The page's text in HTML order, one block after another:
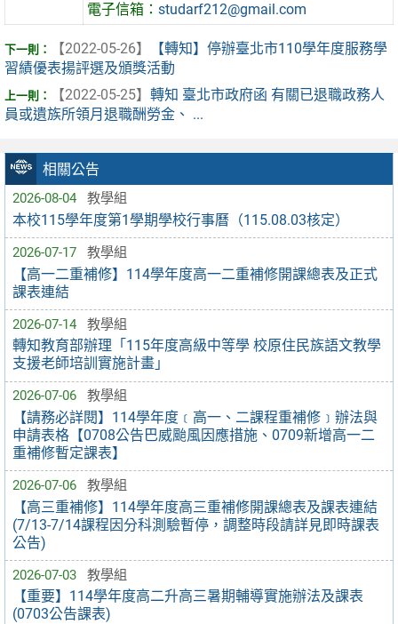
相關公告
2026-08-04 教學組
本校115學年度第1學期學校行事曆（115.08.03核定）
2026-07-17 教學組
【高一二重補修】114學年度高一二重補修開課總表及正式
課表連結
2026-07-14 教學組
轉知教育部辦理「115年度高級中等學 校原住民族語文教學
支援老師培訓實施計畫」
2026-07-06 教學組
【請務必詳閱】114學年度﹝高一、二課程重補修﹞辦法與
申請表格【0708公告巴威颱風因應措施、0709新增高一二
重補修暫定課表】
2026-07-06 教學組
【高三重補修】114學年度高三重補修開課總表及課表連結
(7/13-7/14課程因分科測驗暫停，調整時段請詳見即時課表
公告)
2026-07-03 教學組
【重要】114學年度高二升高三暑期輔導實施辦法及課表
(0703公告課表)
電子信箱：studarf212@gmail.com
【2022-05-26】
【轉知】停辦臺北市110學年度服務學
習績優表揚評選及頒獎活動
【2022-05-25】 轉知 臺北市政府函 有關已退職政務人
員或遺族所領月退職酬勞金、 ...